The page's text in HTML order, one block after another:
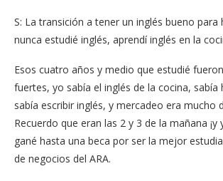
S: La transición a tener un inglés bueno para
nunca estudié inglés, aprendí inglés en la
Esos cuatro años y medio que estudié
fuertes, yo sabía el inglés de la cocina, sabía
sabía escribir inglés, y mercadeo era mucho
Recuerdo que eran las 2 y 3 de la mañana ¡y
gané hasta una beca por ser la mejor
de negocios del ARA.